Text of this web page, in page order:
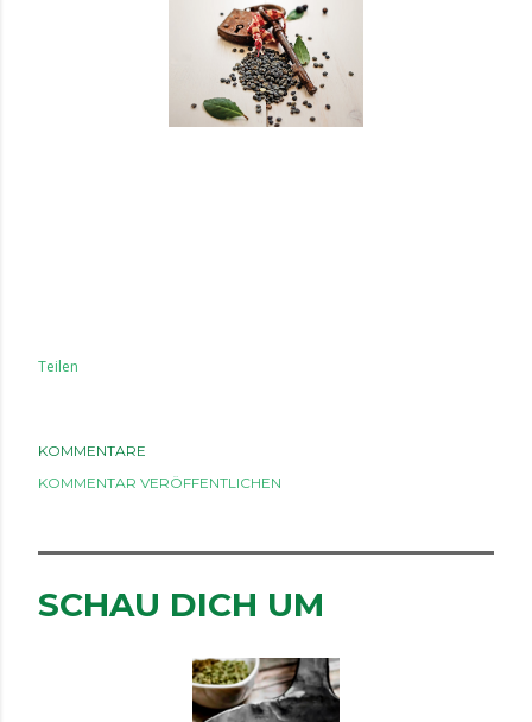
Teilen
KOMMENTARE
KOMMENTAR VERÖFFENTLICHEN
SCHAU DICH UM